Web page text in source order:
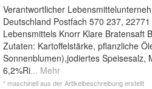
Verantwortlicher
Deutschland Postfach 570 237,
Lebensmittels Knorr Klare Bratensaft
Zutaten: Kartoffelstärke, pflanzliche
Sonnenblumen),jodiertes Speisesalz,
6,2%Ri... Mehr
* maschinell aus der Artikelbeschreibung erstellt